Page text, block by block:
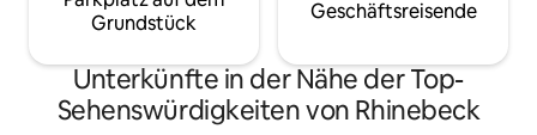
Grundstück
Geschäftsreisende
Unterkünfte in der Nähe der Top-
Sehenswürdigkeiten von Rhinebeck